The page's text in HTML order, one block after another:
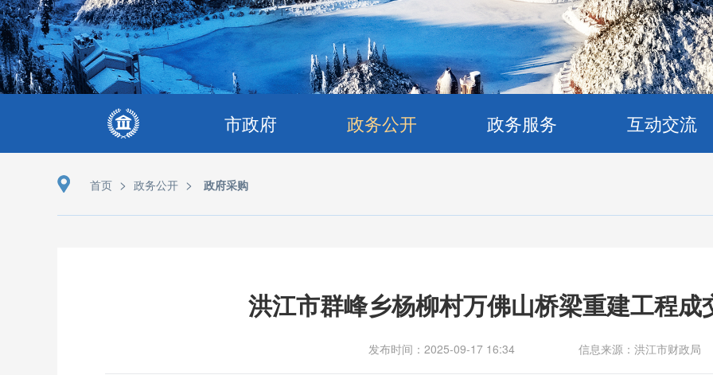
市政府 政务公开 政务服务 互动交流
首页 > 政务公开 > 政府采购
洪江市群峰乡杨柳村万佛山桥梁重建工程成
发布时间：2025-09-17 16:34 信息来源：洪江市财政局